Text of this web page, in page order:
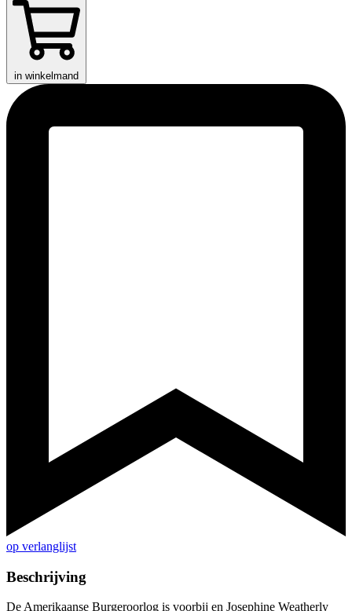
in winkelmand
op verlanglijst
Beschrijving
De Amerikaanse Burgeroorlog is voorbij en Josephine Weatherly